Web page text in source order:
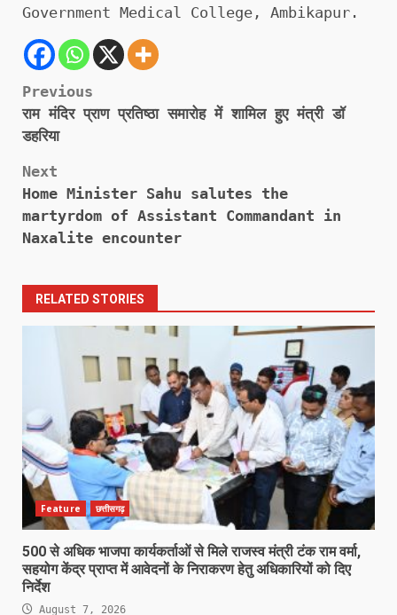
Government Medical College, Ambikapur.
Post
navigation
Previous
​​​​​​​राम मंदिर प्राण प्रतिष्ठा समारोह में शामिल हुए मंत्री डॉ
डहरिया
Next
Home Minister Sahu salutes the
martyrdom of Assistant Commandant in
Naxalite encounter
RELATED STORIES
Feature छत्तीसगढ़
500 से अधिक भाजपा कार्यकर्ताओं से मिले राजस्व मंत्री टंक राम वर्मा,
सहयोग केंद्र प्राप्त में आवेदनों के निराकरण हेतु अधिकारियों को दिए
निर्देश
August 7, 2026